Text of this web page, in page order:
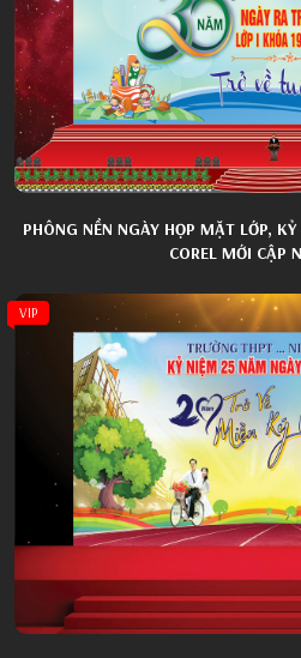
PHÔNG NỀN NGÀY HỌP MẶT LỚP,
COREL MỚI CẬP
VIP